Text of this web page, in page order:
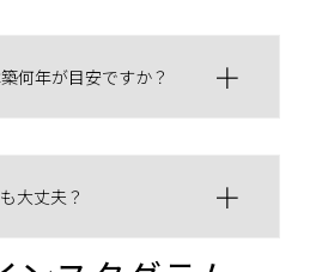
何年が目安ですか？
大丈夫？